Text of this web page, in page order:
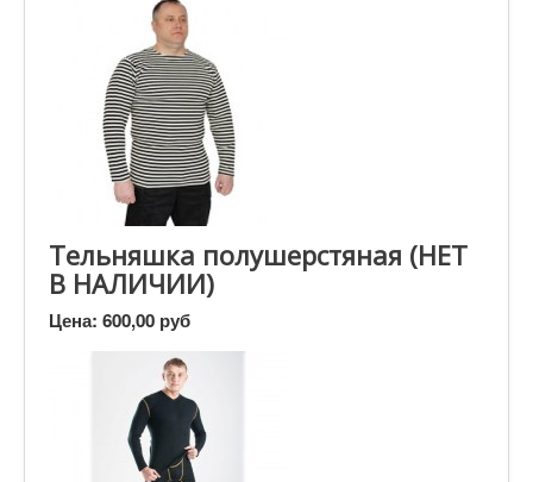
Тельняшка полушерстяная (НЕТ
В НАЛИЧИИ)
Цена: 600,00 руб